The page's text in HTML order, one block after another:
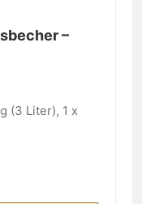
–
(3 Liter), 1 x